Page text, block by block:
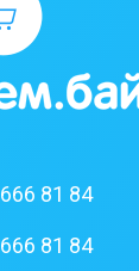
666 81 84
666 81 84